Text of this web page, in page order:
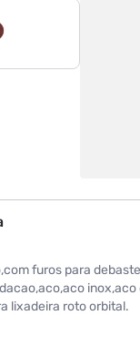
furos para
inox,aco
lixadeira roto orbital.